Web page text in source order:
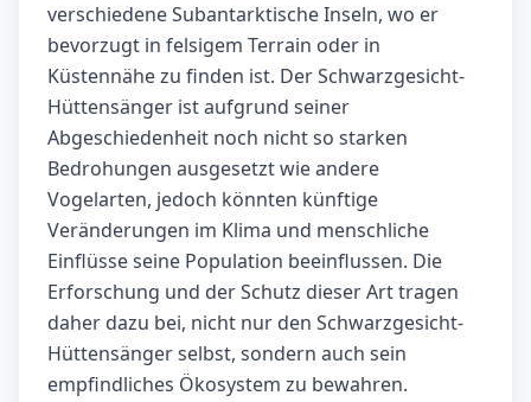
verschiedene Subantarktische Inseln, wo er
bevorzugt in felsigem Terrain oder in
Küstennähe zu finden ist. Der Schwarzgesicht-
Hüttensänger ist aufgrund seiner
Abgeschiedenheit noch nicht so starken
Bedrohungen ausgesetzt wie andere
Vogelarten, jedoch könnten künftige
Veränderungen im Klima und menschliche
Einflüsse seine Population beeinflussen. Die
Erforschung und der Schutz dieser Art tragen
daher dazu bei, nicht nur den Schwarzgesicht-
Hüttensänger selbst, sondern auch sein
empfindliches Ökosystem zu bewahren.